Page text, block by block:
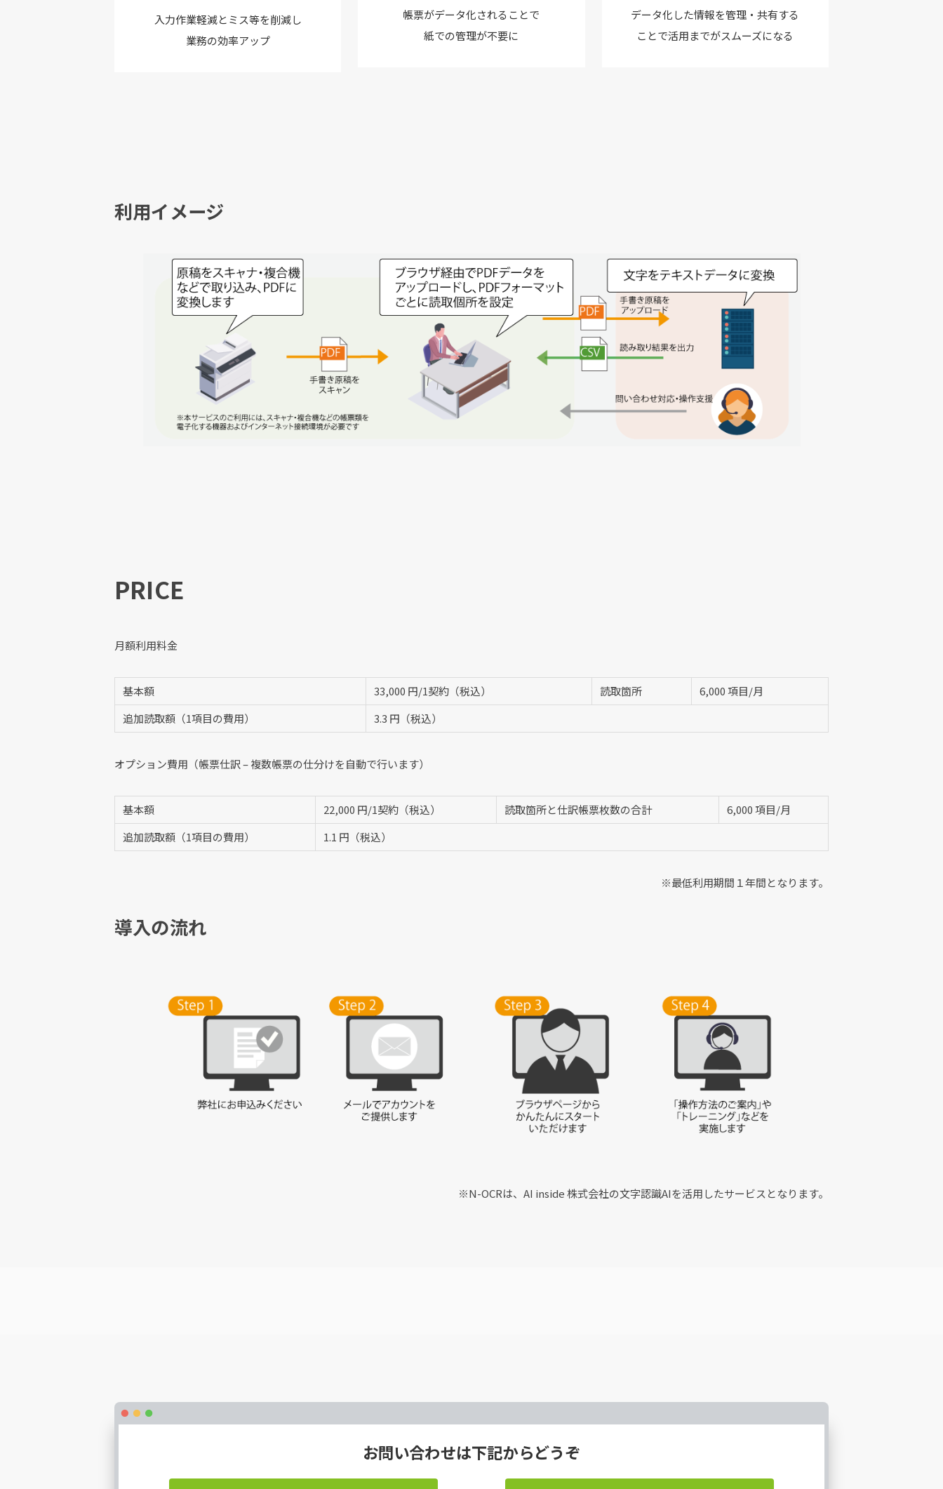
入力作業軽減とミス等を削減し
業務の効率アップ
帳票がデータ化されることで
紙での管理が不要に
データ化した情報を管理・共有する
ことで活用までがスムーズになる
利用イメージ
PRICE
月額利用料金
基本額 33,000 円/1契約（税込） 読取箇所
6,000 項目/月
追加読取額（1項目の費用）
3.3 円（税込）
オプション費用（帳票仕訳 – 複数帳票の仕分けを自動で行います）
基本額 22,000 円/1契約（税込） 読取箇所と仕訳帳票枚数の合計
6,000 項目/月
追加読取額（1項目の費用）
1.1 円（税込）
※最低利用期間１年間となります。
導入の流れ
※N-OCRは、AI inside 株式会社の文字認識AIを活用したサービスとなります。
お問い合わせは下記からどうぞ